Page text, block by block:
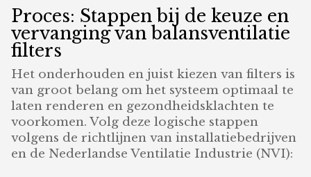
Proces: Stappen bij de keuze en
vervanging van balansventilatie
filters
Het onderhouden en juist kiezen van filters is
van groot belang om het systeem optimaal te
laten renderen en gezondheidsklachten te
voorkomen. Volg deze logische stappen
volgens de richtlijnen van installatiebedrijven
en de Nederlandse Ventilatie Industrie (NVI):